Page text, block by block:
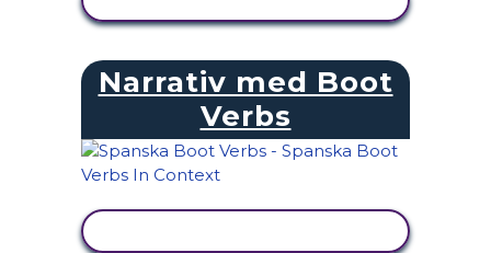
Narrativ med Boot
Verbs